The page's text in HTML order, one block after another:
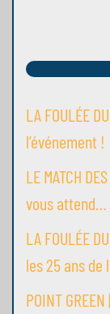
LA FOULÉE
l’événement !
LE MATCH
vous attend…
LA FOULÉE
les 25 ans de
POINT